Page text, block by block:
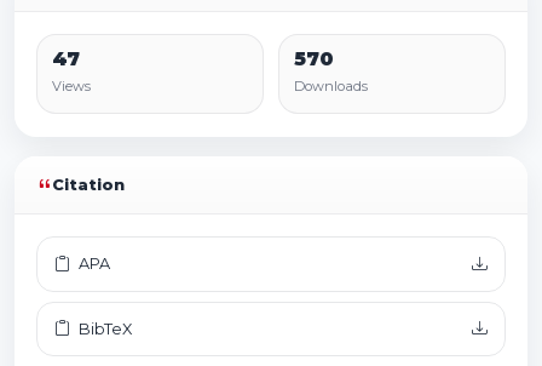
47
Views
570
Downloads
Citation
APA
BibTeX